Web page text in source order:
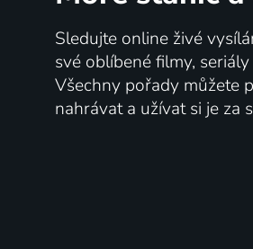
Sledujte online živé
své oblíbené filmy,
Všechny pořady můžete
nahrávat a užívat si je za